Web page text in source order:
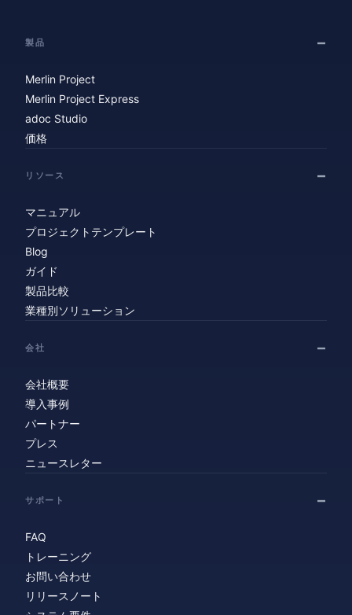
製品
Merlin Project
Merlin Project Express
adoc Studio
価格
リソース
マニュアル
プロジェクトテンプレート
Blog
ガイド
製品比較
業種別ソリューション
会社
会社概要
導入事例
パートナー
プレス
ニュースレター
サポート
FAQ
トレーニング
お問い合わせ
リリースノート